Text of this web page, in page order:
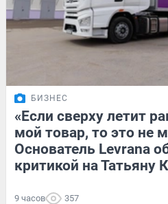
БИЗНЕС
«Если сверху летит
мой товар, то это не
Основатель Levrana
критикой на Татьяну
9 часов 357